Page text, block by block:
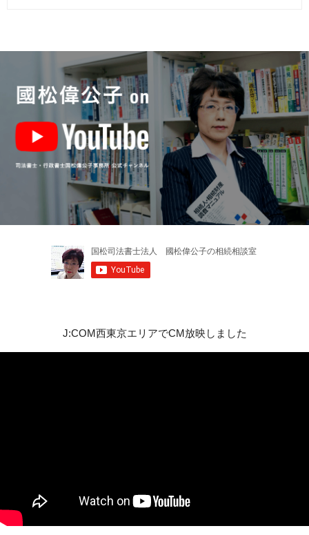
J:COM西東京エリアでCM放映しました